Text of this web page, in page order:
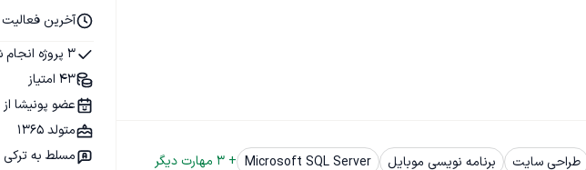
طراحی سایت برنامه نویسی موبایل Microsoft SQL Server
+
3 مهارت دیگر
آخرین فعالیت 06 مرداد 1405
3 پروژه انجام شده
43 امتیاز
عضو پونیشا از 30 تیر 1395
متولد 1365
مسلط به ترکی